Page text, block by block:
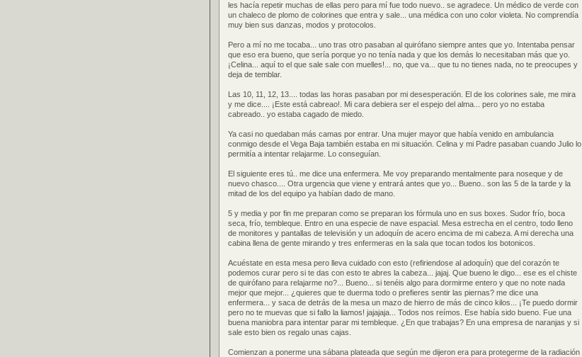
les hacía repetir muchas de ellas pero para mí fue todo nuevo.. se agradece. Un médico de verde con
un chaleco de plomo de colorines que entra y sale... una médica con uno color violeta. No comprendía
muy bien sus danzas, modos y protocolos.
Pero a mí no me tocaba... uno tras otro pasaban al quirófano siempre antes que yo. Intentaba pensar
que eso era bueno, que sería porque yo no tenía nada y que los demás lo necesitaban más que yo.
¡Celina... aquí to el que sale sale con muelles!... no, que va... que tu no tienes nada, no te preocupes y
deja de temblar.
Las 10, 11, 12, 13.... todas las horas pasaban por mi desesperación. El de los colorines sale, me mira
y me dice.... ¡Este está cabreao!. Mi cara debiera ser el espejo del alma... pero yo no estaba
cabreado.. yo estaba cagado de miedo.
Ya casi no quedaban más camas por entrar. Una mujer mayor que había venido en ambulancia
conmigo desde el Vega Baja también estaba en mi situación. Celina y mi Padre pasaban cuando Julio lo
permitía a intentar relajarme. Lo conseguían.
El siguiente eres tú.. me dice una enfermera. Me voy preparando mentalmente para noseque y de
nuevo chasco.... Otra urgencia que viene y entrará antes que yo... Bueno.. son las 5 de la tarde y la
mitad de los del equipo ya habían dado de mano.
5 y media y por fin me preparan como se preparan los fórmula uno en sus boxes. Sudor frío, boca
seca, frío, tembleque. Entro en una especie de nave espacial. Mesa estrecha en el centro, todo lleno
de monitores y pantallas de televisión y un adoquín de acero encima de mi cabeza. A mi derecha una
cabina llena de gente mirando y tres enfermeras en la sala que tocan todos los botonicos.
Acuéstate en esta mesa pero lleva cuidado con esto (refiriendose al adoquín) que del corazón te
podemos curar pero si te das con esto te abres la cabeza... jajaj. Que bueno le digo... ese es el chiste
de quirófano para relajarme no?... Bueno... si tenéis algo para dormirme entero y que no note nada
mejor que mejor... ¿quieres que te duerma todo o prefieres sentir las piernas? me dice una
enfermera... y saca de detrás de la mesa un mazo de hierro de más de cinco kilos... ¡Te puedo dormir
pero no te muevas que si fallo la liamos! jajajaja... Todos nos reímos. Ese había sido bueno. Fue una
buena maniobra para intentar parar mi tembleque. ¿En que trabajas? En una empresa de naranjas y si
sale esto bien os regalo unas cajas.
Comienzan a ponerme una sábana plateada que según me dijeron era para protegerme de la radiación